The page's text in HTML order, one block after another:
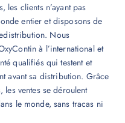
les clients n’ayant pas
entier et disposons de
Nous
à l’international et
qualifiés qui testent et
avant sa distribution. Grâce
ventes se déroulent
le monde, sans tracas ni